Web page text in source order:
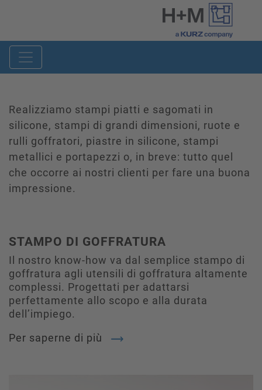
Realizziamo stampi piatti e sagomati in
silicone, stampi di grandi dimensioni, ruote e
rulli goffratori, piastre in silicone, stampi
metallici e portapezzi o, in breve: tutto quel
che occorre ai nostri clienti per fare una buona
impressione.
STAMPO DI GOFFRATURA
Il nostro know-how va dal semplice stampo di
goffratura agli utensili di goffratura altamente
complessi. Progettati per adattarsi
perfettamente allo scopo e alla durata
dell’impiego.
Per saperne di più